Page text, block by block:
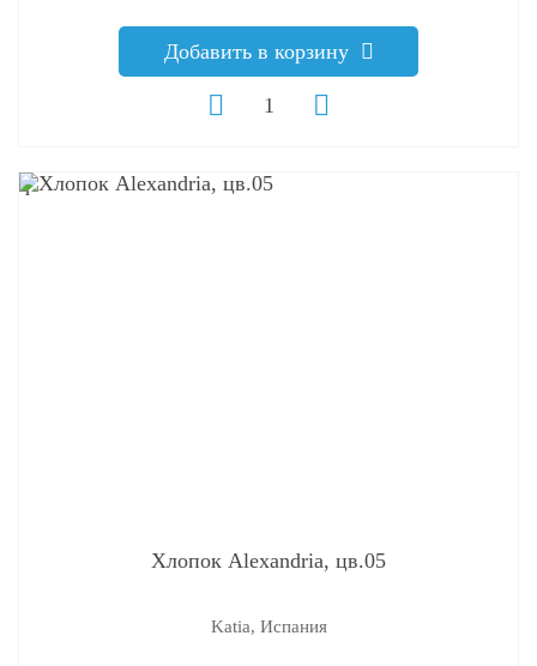
Добавить в корзину
q
Хлопок Alexandria, цв.05
Katia, Испания